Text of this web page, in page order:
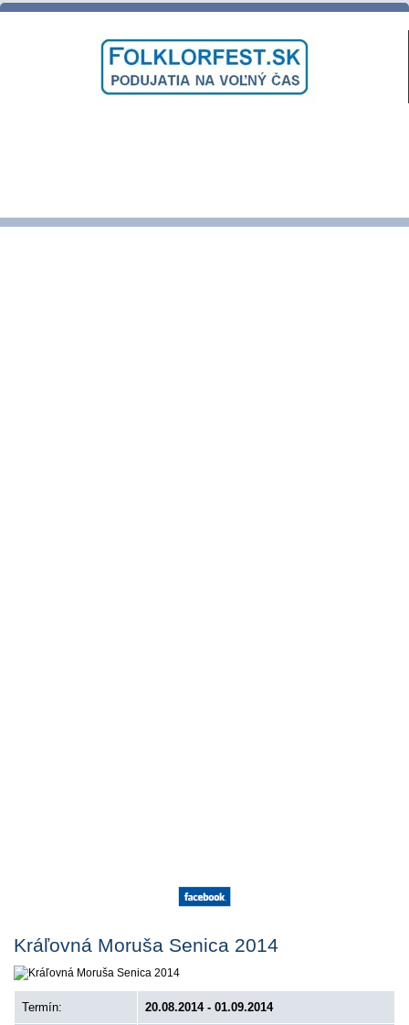
Kráľovná Moruša Senica 2014
Termín: 20.08.2014 - 01.09.2014